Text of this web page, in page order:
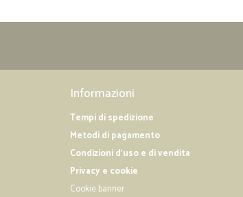
Informazioni
Tempi di spedizione
Metodi di pagamento
Condizioni d'uso e di vendita
Privacy e cookie
Cookie banner